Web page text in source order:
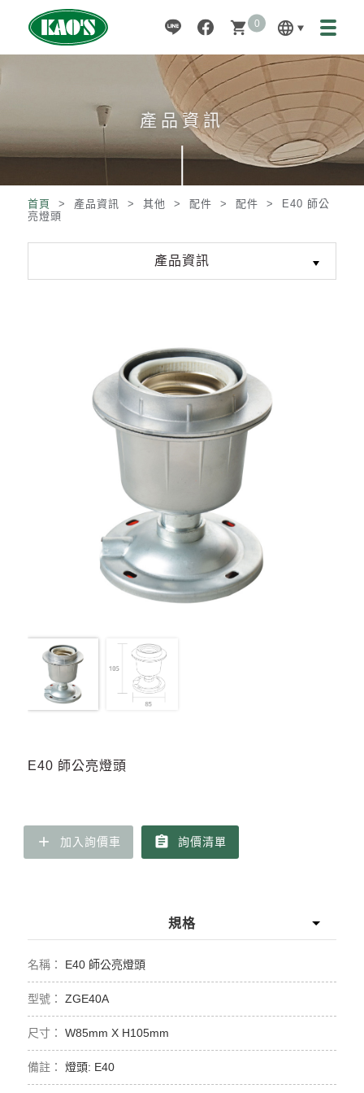
language
shopping_cart 0
產品資訊
首頁 > 產品資訊 > 其他 > 配件 > 配件 >
E40 師公
亮燈頭
產品資訊
E40 師公亮燈頭
add 加入詢價車 assignment 詢價清單
規格
E40 師公亮燈頭
ZGE40A
W85mm X H105mm
燈頭: E40